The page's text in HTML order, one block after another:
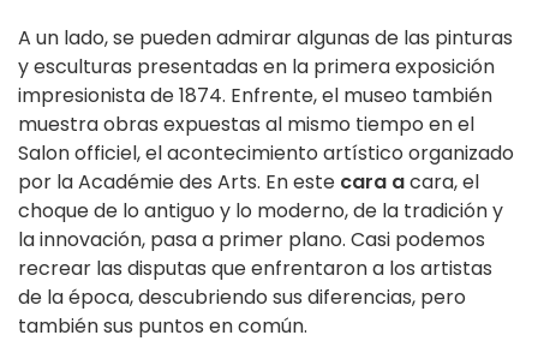
A un lado, se pueden admirar algunas de las pinturas
y esculturas presentadas en la primera exposición
impresionista de 1874. Enfrente, el museo también
muestra obras expuestas al mismo tiempo en el
Salon officiel, el acontecimiento artístico organizado
por la Académie des Arts. En este cara acara, el
choque de lo antiguo y lo moderno, de la tradición y
la innovación, pasa a primer plano. Casi podemos
recrear las disputas que enfrentaron a los artistas
de la época, descubriendo sus diferencias, pero
también sus puntos en común.